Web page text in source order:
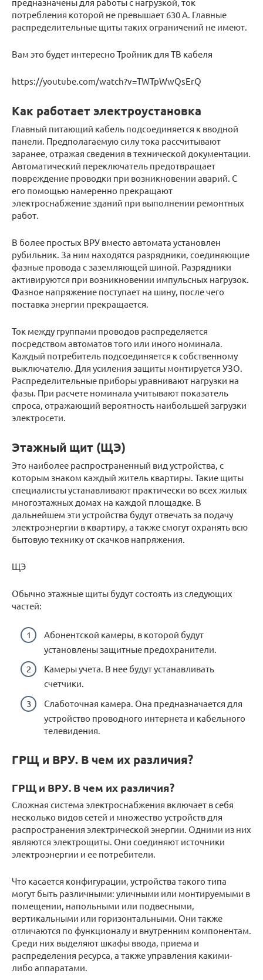
потребления которой не превышает 630 А. Главные
распределительные щиты таких ограничений не имеют.
Вам это будет интересно Тройник для ТВ кабеля
https://youtube.com/watch?v=TWTpWwQsErQ
Как работает электроустановка
Главный питающий кабель подсоединяется к вводной
панели. Предполагаемую силу тока рассчитывают
заранее, отражая сведения в технической документации.
Автоматический переключатель предотвращает
повреждение проводки при возникновении аварий. С
его помощью намеренно прекращают
электроснабжение зданий при выполнении ремонтных
работ.
В более простых ВРУ вместо автомата установлен
рубильник. За ним находятся разрядники, соединяющие
фазные провода с заземляющей шиной. Разрядники
активируются при возникновении импульсных нагрузок.
Фазное напряжение поступает на шину, после чего
поставка энергии прекращается.
Ток между группами проводов распределяется
посредством автоматов того или иного номинала.
Каждый потребитель подсоединяется к собственному
выключателю. Для усиления защиты монтируется УЗО.
Распределительные приборы уравнивают нагрузки на
фазы. При расчете номинала учитывают показатель
спроса, отражающий вероятность наибольшей загрузки
электросети.
Этажный щит (ЩЭ)
Это наиболее распространенный вид устройства, с
которым знаком каждый житель квартиры. Такие щиты
специалисты устанавливают практически во всех жилых
многоэтажных домах на каждой площадке. В
дальнейшем эти устройства будут отвечать за подачу
электроэнергии в квартиру, а также смогут охранять всю
бытовую технику от скачков напряжения.
ЩЭ
Обычно этажные щиты будут состоять из следующих
частей:
Абонентской камеры, в которой будут
установлены защитные предохранители.
Камеры учета. В нее будут устанавливать
счетчики.
Слаботочная камера. Она предназначается для
устройство проводного интернета и кабельного
телевидения.
ГРЩ и ВРУ. В чем их различия?
ГРЩ и ВРУ. В чем их различия?
Сложная система электроснабжения включает в себя
несколько видов сетей и множество устройств для
распространения электрической энергии. Одними из них
являются электрощиты. Они соединяют источники
электроэнергии и ее потребители.
Что касается конфигурации, устройства такого типа
могут быть различными: уличными или монтируемыми в
помещении, напольными или подвесными,
вертикальными или горизонтальными. Они также
отличаются по функционалу и внутренним компонентам.
Среди них выделяют шкафы ввода, приема и
распределения ресурса, а также управления какими-
либо аппаратами.